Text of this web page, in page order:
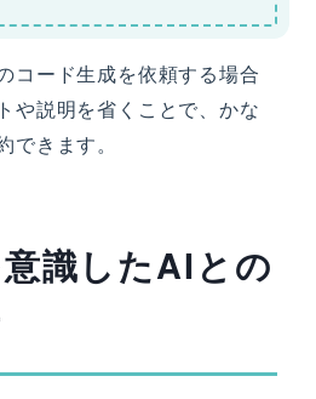
コード生成を依頼する場合
や説明を省くことで、かな
できます。
識したAIとの